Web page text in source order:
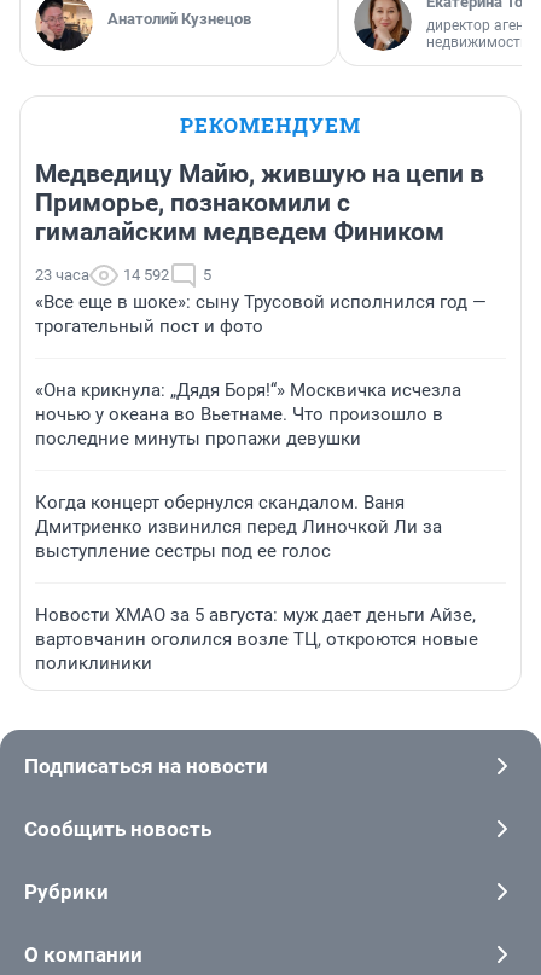
Анатолий Кузнецов
директор
недвижимости
РЕКОМЕНДУЕМ
Медведицу Майю, жившую на цепи в
Приморье, познакомили с
гималайским медведем Фиником
23 часа 14 592 5
«Все еще в шоке»: сыну Трусовой исполнился год —
трогательный пост и фото
«Она крикнула: „Дядя Боря!“» Москвичка исчезла
ночью у океана во Вьетнаме. Что произошло в
последние минуты пропажи девушки
Когда концерт обернулся скандалом. Ваня
Дмитриенко извинился перед Линочкой Ли за
выступление сестры под ее голос
Новости ХМАО за 5 августа: муж дает деньги Айзе,
вартовчанин оголился возле ТЦ, откроются новые
поликлиники
Подписаться на новости
Сообщить новость
Рубрики
О компании